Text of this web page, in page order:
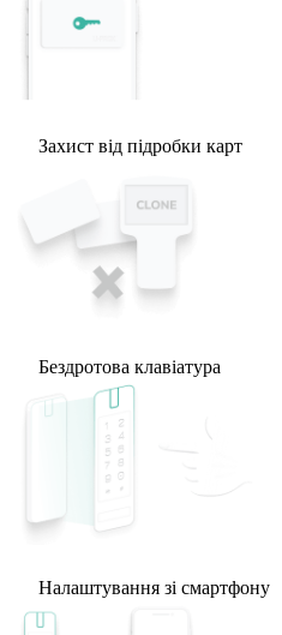
Захист від підробки карт
Бездротова клавіатура
Налаштування зі смартфону